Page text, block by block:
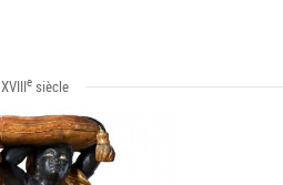
XVIIIesiècle